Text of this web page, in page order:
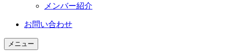
メンバー紹介
お問い合わせ
メニュー